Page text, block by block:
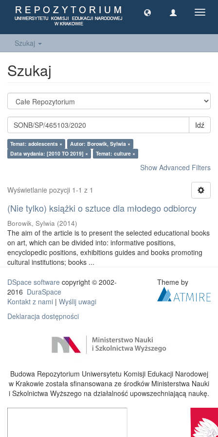
Szukaj
Szukaj
Idź
Temat: adolescents ×
Autor: Borowik, Sylwia ×
Data wydania: [2010 TO 2019] ×
Temat: culture ×
Show Advanced Filters
Wyświetlanie pozycji 1-1 z 1
(Nie tylko) książki o sztuce dla młodego odbiorcy
Borowik, Sylwia (2014)
The aim of the article is to present the selected educational books
on art, which can be divided into: informative positions,
encyclopedic positions, exhibitions guides and books promoting
cultural institutions; books ...
DSpace software copyright © 2002-
2016 DuraSpace
Kontakt z nami | Wyślij uwagi
Deklaracja dostępności
Theme by
Budowa Repozytorium Uniwersytetu Komisji Edukacji Narodowej
w Krakowie została sfinansowana ze środków Ministerstwa Nauki
i Szkolnictwa Wyższego na działalność upowszechniającą naukę.